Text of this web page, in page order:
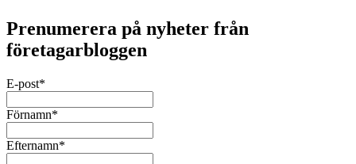
Prenumerera på nyheter från
företagarbloggen
E-post*
Förnamn*
Efternamn*